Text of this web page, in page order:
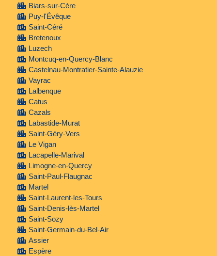
Biars-sur-Cère
Puy-l'Évêque
Saint-Céré
Bretenoux
Luzech
Montcuq-en-Quercy-Blanc
Castelnau-Montratier-Sainte-Alauzie
Vayrac
Lalbenque
Catus
Cazals
Labastide-Murat
Saint-Géry-Vers
Le Vigan
Lacapelle-Marival
Limogne-en-Quercy
Saint-Paul-Flaugnac
Martel
Saint-Laurent-les-Tours
Saint-Denis-lès-Martel
Saint-Sozy
Saint-Germain-du-Bel-Air
Assier
Espère